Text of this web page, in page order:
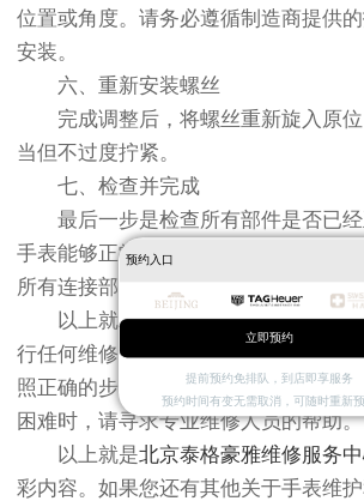
位置或角度。请务必遵循制造商提供
安装。
六、重新安装螺丝
完成调整后，将螺丝重新旋入原位
当但不过度拧紧。
七、检查并完成
最后一步是检查所有部件是否已经
手表能够正常佩戴和使用。如果一切
所有连接部位都已经牢固可靠。
以上就是泰格豪雅腕表常见的表耳
行任何维修工作之前，请务必仔细阅
照正确的步骤操作。如果您不确定自
困难时，请寻求专业维修人员的帮助。
以上就是北京泰格豪雅维修服务
彩内容。如果您还有其他关于手表维护
预约入口
立即预约
提前预约免排队，到店即享服务
预约时间有变无需取消，可随时重新